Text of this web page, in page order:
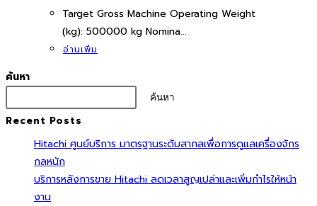
Target Gross Machine Operating Weight
(kg): 500000 kg Nomina…
อ่านเพิ่ม
ค้นหา
ค้นหา
Recent Posts
Hitachi ศูนย์บริการ มาตรฐานระดับสากลเพื่อการดูแลเครื่องจักร
กลหนัก
บริการหลังการขาย Hitachi ลดเวลาสูญเปล่าและเพิ่มกำไรให้หน้า
งาน